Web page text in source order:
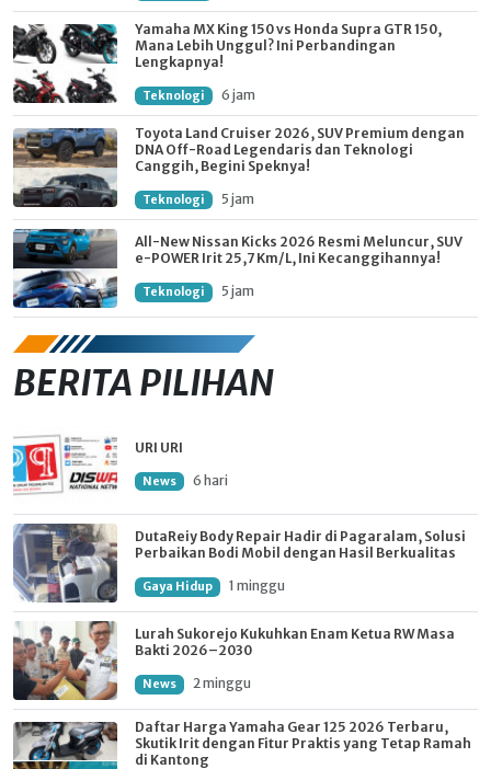
Yamaha MX King 150 vs Honda Supra GTR 150,
Mana Lebih Unggul? Ini Perbandingan
Lengkapnya!
Teknologi 6 jam
Toyota Land Cruiser 2026, SUV Premium dengan
DNA Off-Road Legendaris dan Teknologi
Canggih, Begini Speknya!
Teknologi 5 jam
All-New Nissan Kicks 2026 Resmi Meluncur, SUV
e-POWER Irit 25,7 Km/L, Ini Kecanggihannya!
Teknologi 5 jam
BERITA PILIHAN
URI URI
News 6 hari
DutaReiy Body Repair Hadir di Pagaralam, Solusi
Perbaikan Bodi Mobil dengan Hasil Berkualitas
Gaya Hidup 1 minggu
Lurah Sukorejo Kukuhkan Enam Ketua RW Masa
Bakti 2026–2030
News 2 minggu
Daftar Harga Yamaha Gear 125 2026 Terbaru,
Skutik Irit dengan Fitur Praktis yang Tetap Ramah
di Kantong